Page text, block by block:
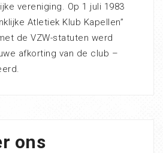
vereniging. Op 1 juli 1983
Atletiek Klub Kapellen”
de VZW-statuten werd
afkorting van de club –
ons